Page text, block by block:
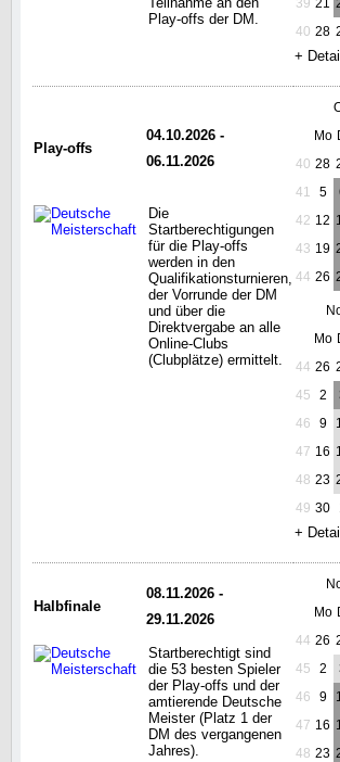
39 21
40 28
Play-offs der DM.
+
Play-offs
04.10.2026 -
06.11.2026
Mo
40 28
41
5
42 12
43 19
44 26
Mo
44 26
45
2
46
9
47 16
48 23
49 30
Die
Startberechtigungen
für die Play-offs
werden in den
Qualifikationsturnieren,
der Vorrunde der DM
und über die
Direktvergabe an alle
Online-Clubs
(Clubplätze) ermittelt.
+
Halbfinale
08.11.2026 -
29.11.2026
Mo
44 26
45
2
46
9
47 16
48 23
Startberechtigt sind
die 53 besten Spieler
der Play-offs und der
amtierende Deutsche
Meister (Platz 1 der
DM des vergangenen
Jahres).